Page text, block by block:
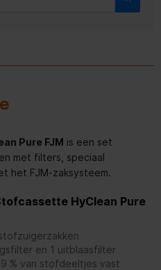
Pure FJM is een set
met filters, speciaal
het FJM-zaksysteem.
HyClean Pure
en 1 uitblaasfilter
% van stofdeeltjes vast